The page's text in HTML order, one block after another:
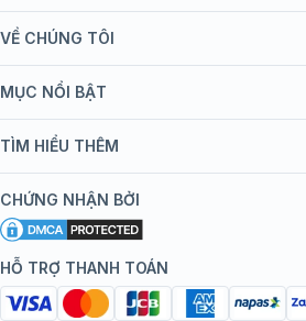
VỀ CHÚNG TÔI
Giới thiệu Tiêm Chủng FPT Long Châu
bán hàng
Chính sách nội dung
Chính sách bảo mật
Chính sách bảo mật dữ liệu cá nhân
MỤC NỔI BẬT
Danh mục vắc xin
Đội ngũ bác sĩ, chuyên gia
Hệ thống trung tâm tiêm chủng
TÌM HIỂU THÊM
Khuyến mãi
Tôi nên tiêm gì?
Tiêm chủng đi nước ngoài
CHỨNG NHẬN BỞI
HỖ TRỢ THANH TOÁN